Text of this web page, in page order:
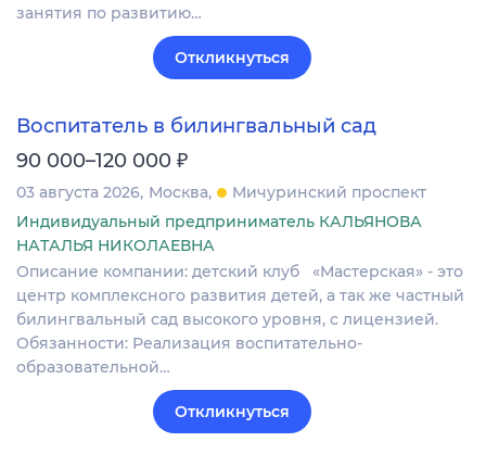
занятия по развитию…
Откликнуться
Воспитатель в билингвальный сад
90 000–120 000 ₽
03 августа 2026 Москва
Мичуринский проспект
Индивидуальный предприниматель КАЛЬЯНОВА
НАТАЛЬЯ НИКОЛАЕВНА
Описание компании: детский клуб «Мастерская» - это
центр комплексного развития детей, а так же частный
билингвальный сад высокого уровня, с лицензией.
Обязанности: Реализация воспитательно-
образовательной…
Откликнуться